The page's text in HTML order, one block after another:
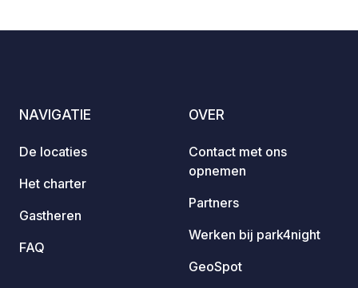
Wijn
NAVIGATIE
De locaties
Het charter
Gastheren
FAQ
OVER
Contact met ons
opnemen
Partners
Werken bij park4night
GeoSpot